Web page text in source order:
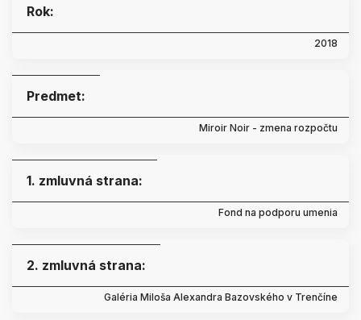
Rok:
2018
Predmet:
Miroir Noir - zmena rozpočtu
1. zmluvná strana:
Fond na podporu umenia
2. zmluvná strana:
Galéria Miloša Alexandra Bazovského v Trenčíne